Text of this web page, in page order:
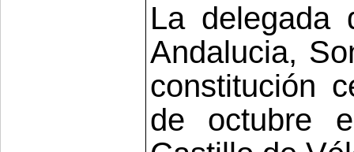
La delegada
Andalucia,
constitución
de octubre